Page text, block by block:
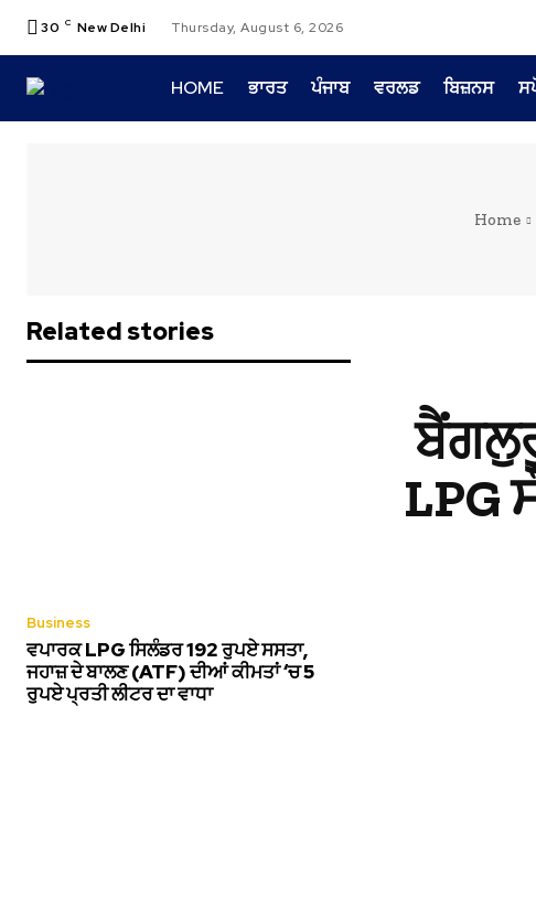
30 C New Delhi Thursday, August 6, 2026
HOME ਭਾਰਤ ਪੰਜਾਬ ਵਰਲਡ ਬਿਜ਼ਨਸ
Home
Related stories
Business
ਵਪਾਰਕ LPG ਸਿਲੰਡਰ 192 ਰੁਪਏ ਸਸਤਾ,
ਜਹਾਜ਼ ਦੇ ਬਾਲਣ (ATF) ਦੀਆਂ ਕੀਮਤਾਂ ‘ਚ 5
ਰੁਪਏ ਪ੍ਰਤੀ ਲੀਟਰ ਦਾ ਵਾਧਾ
LPG